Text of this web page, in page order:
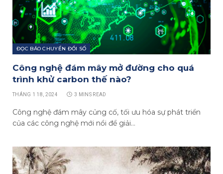
ĐỌC BÁO CHUYỂN ĐỔI SỐ
Công nghệ đám mây mở đường cho quá
trình khử carbon thế nào?
THÁNG 1 18, 2024 3 MINS READ
Công nghệ đám mây củng cố, tối ưu hóa sự phát triển
của các công nghệ mới nổi để giải…